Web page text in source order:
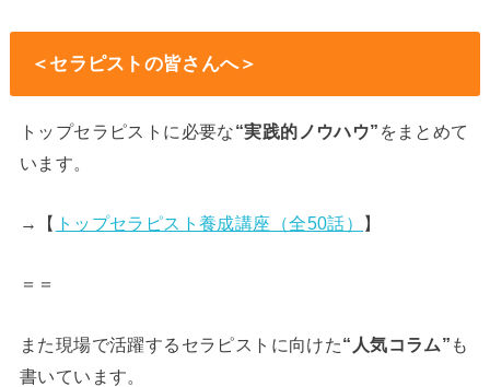
＜セラピストの皆さんへ＞
トップセラピストに必要な“実践的ノウハウ” をまとめて
います。
→【 トップセラピスト養成講座（全50話） 】
＝＝
また現場で活躍するセラピストに向けた“人気コラム” も
書いています。